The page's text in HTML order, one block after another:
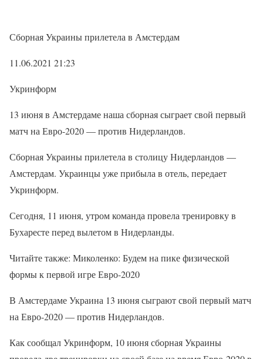
Сборная Украины прилетела в Амстердам
11.06.2021 21:23
Укринформ
13 июня в Амстердаме наша сборная сыграет свой первый
матч на Евро-2020 — против Нидерландов.
Сборная Украины прилетела в столицу Нидерландов —
Амстердам. Украинцы уже прибыла в отель, передает
Укринформ.
Сегодня, 11 июня, утром команда провела тренировку в
Бухаресте перед вылетом в Нидерланды.
Читайте также: Миколенко: Будем на пике физической
формы к первой игре Евро-2020
В Амстердаме Украина 13 июня сыграют свой первый матч
на Евро-2020 — против Нидерландов.
Как сообщал Укринформ, 10 июня сборная Украины